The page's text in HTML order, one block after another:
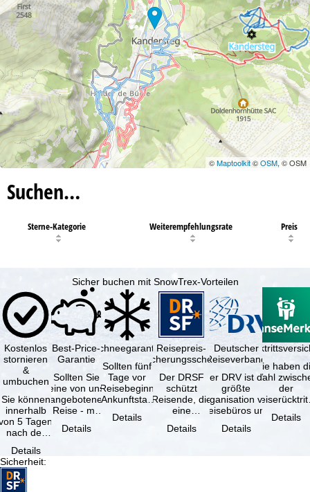
©Maptoolkit©OSM, © OSM
Suchen…
Sterne-Kategorie Weiterempfehlungsrate Preis
Sicher buchen mit SnowTrex-Vorteilen
Kostenlos
stornieren
&
umbuchen
Sie können
innerhalb
5 Tagen
nach der
kostenfrei
…
Details
Best-Price-
Garantie
Sollten Sie
eine von uns
angebotene
Reise - mit
Verfügbarkeit
Details
Schneegarantie
Sollten fünf
Tage vor
Reisebeginn
(Ankunftstag)
Schneemangel
Details
Reisepreis-
Sicherungsschein
Der DRSF
schützt
Reisende, die
eine
oder
Details
Deutscher
Reiseverband
Der DRV ist die
größte
Organisation von
Reisebüros und
Reiseveranstaltern
in …
Details
Sie haben
Wahl
der
(inklusive
Details
Sicherheit: